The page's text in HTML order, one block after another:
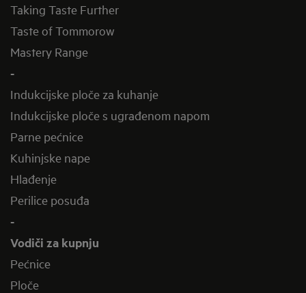
Taking Taste Further
Taste of Tommorow
Mastery Range
-
Indukcijske ploče za kuhanje
Indukcijske ploče s ugrađenom napom
Parne pećnice
Kuhinjske nape
Hlađenje
Perilice posuđa
-
Vodiči za kupnju
Pećnice
Ploče